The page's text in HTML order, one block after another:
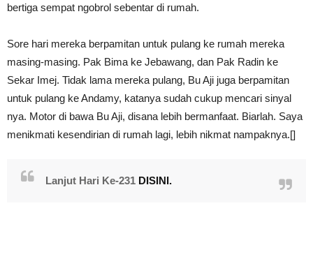
bertiga sempat ngobrol sebentar di rumah.
Sore hari mereka berpamitan untuk pulang ke rumah mereka
masing-masing. Pak Bima ke Jebawang, dan Pak Radin ke
Sekar Imej. Tidak lama mereka pulang, Bu Aji juga berpamitan
untuk pulang ke Andamy, katanya sudah cukup mencari sinyal
nya. Motor di bawa Bu Aji, disana lebih bermanfaat. Biarlah. Saya
menikmati kesendirian di rumah lagi, lebih nikmat nampaknya.[]
Lanjut Hari Ke-231 DISINI.